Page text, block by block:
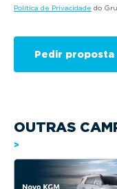
Política de Privacidade do
OUTRAS
>